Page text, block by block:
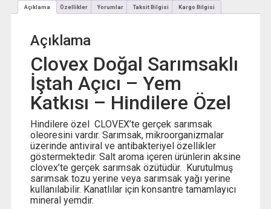
Açıklama Özellikler Yorumlar Taksit Bilgisi Kargo Bilgisi
Açıklama
Clovex Doğal Sarımsaklı
İştah Açıcı – Yem
Katkısı – Hindilere Özel
Hindilere özel CLOVEX’te gerçek sarımsak
oleoresini vardır. Sarımsak, mikroorganizmalar
üzerinde antiviral ve antibakteriyel özellikler
göstermektedir. Salt aroma içeren ürünlerin aksine
clovex’te gerçek sarımsak özütüdür. Kurutulmuş
sarımsak tozu yerine veya sarımsak yağı yerine
kullanılabilir. Kanatlılar için konsantre tamamlayıcı
mineral yemdir.